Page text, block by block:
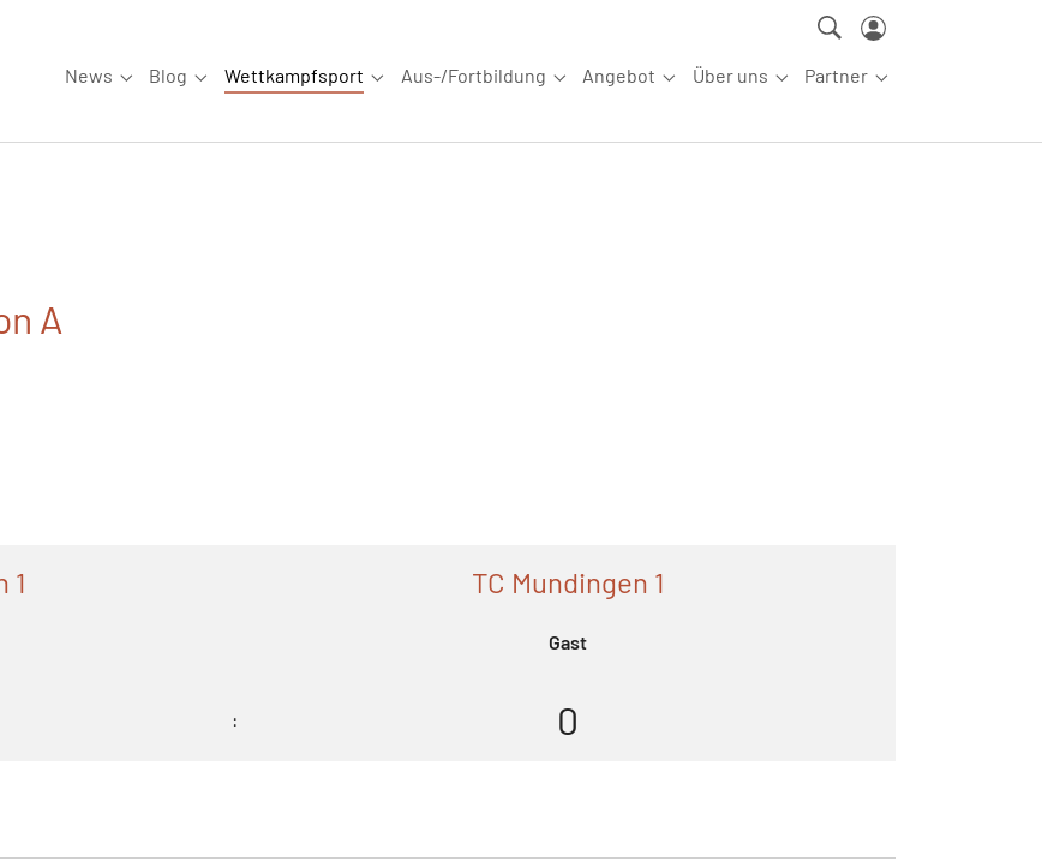
News
Submenu for "News"
Blog
Submenu for "Blog"
Wettkampfsport
Submenu for "Wettkampfsport"
Aus-/Fortbildung
Submenu for "Aus-/Fortbildung"
Angebot
Submenu for "Angebot"
Über uns
Submenu for "Über uns"
Partner
Submenu for
A
1 TC Mundingen 1
Gast
: 0